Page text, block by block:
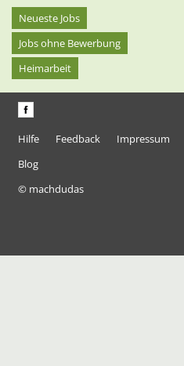
Neueste Jobs
Jobs ohne Bewerbung
Heimarbeit
Hilfe Feedback Impressum
Blog
© machdudas